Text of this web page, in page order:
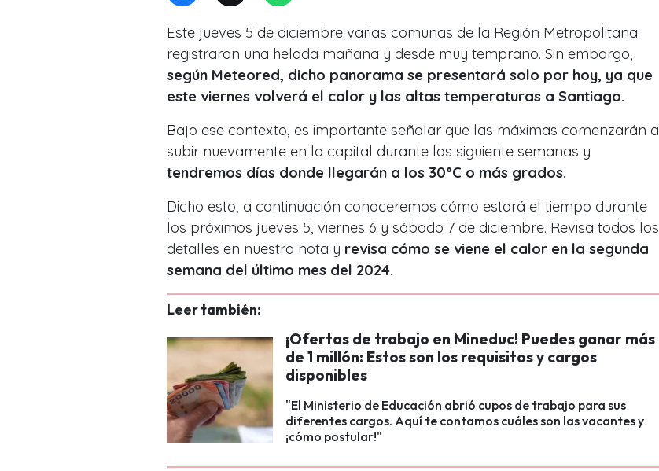
Este jueves 5 de diciembre varias comunas de la Región Metropolitana
registraron una helada mañana y desde muy temprano. Sin embargo,
según Meteored, dicho panorama se presentará solo por hoy, ya que
este viernes volverá el calor y las altas temperaturas a Santiago.
Bajo ese contexto, es importante señalar que las máximas comenzarán a
subir nuevamente en la capital durante las siguiente semanas y
tendremos días donde llegarán a los 30°C o más grados.
Dicho esto, a continuación conoceremos cómo estará el tiempo durante
los próximos jueves 5, viernes 6 y sábado 7 de diciembre. Revisa todos los
detalles en nuestra nota y revisa cómo se viene el calor en la segunda
semana del último mes del 2024.
Leer también:
¡Ofertas de trabajo en Mineduc! Puedes ganar más
de 1 millón: Estos son los requisitos y cargos
disponibles
"El Ministerio de Educación abrió cupos de trabajo para sus
diferentes cargos. Aquí te contamos cuáles son las vacantes y
¡cómo postular!"